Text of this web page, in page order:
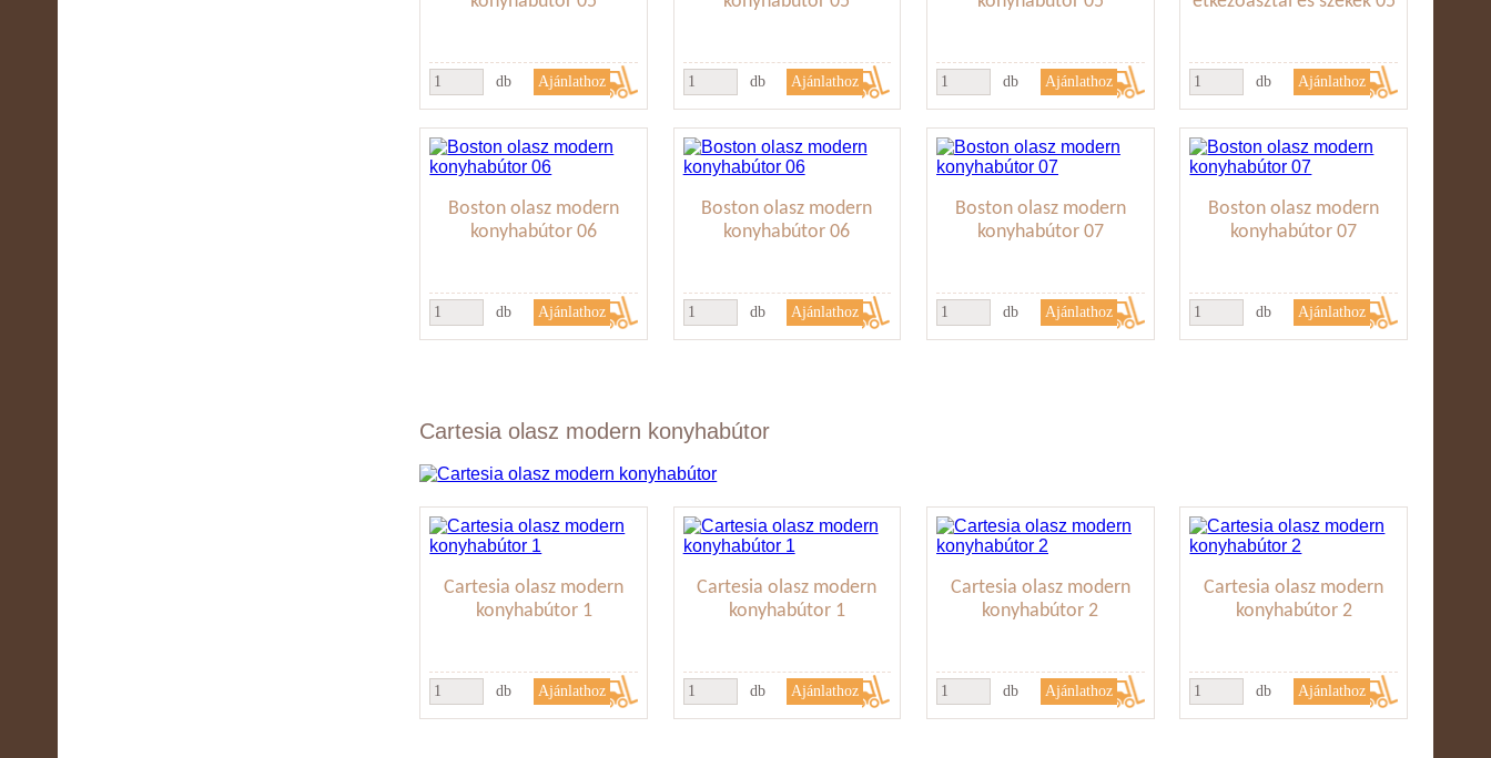
db db db db
Boston olasz modern
konyhabútor 06
db
Boston olasz modern
konyhabútor 06
db
Boston olasz modern
konyhabútor 07
db
Boston olasz modern
konyhabútor 07
db
Cartesia olasz modern konyhabútor
Cartesia olasz modern
konyhabútor 1
db
Cartesia olasz modern
konyhabútor 1
db
Cartesia olasz modern
konyhabútor 2
db
Cartesia olasz modern
konyhabútor 2
db